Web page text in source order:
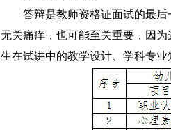
答辩是教师资格证面试的最
无关痛痒，也可能至关重要，因
生在试讲中的教学设计、学科专业